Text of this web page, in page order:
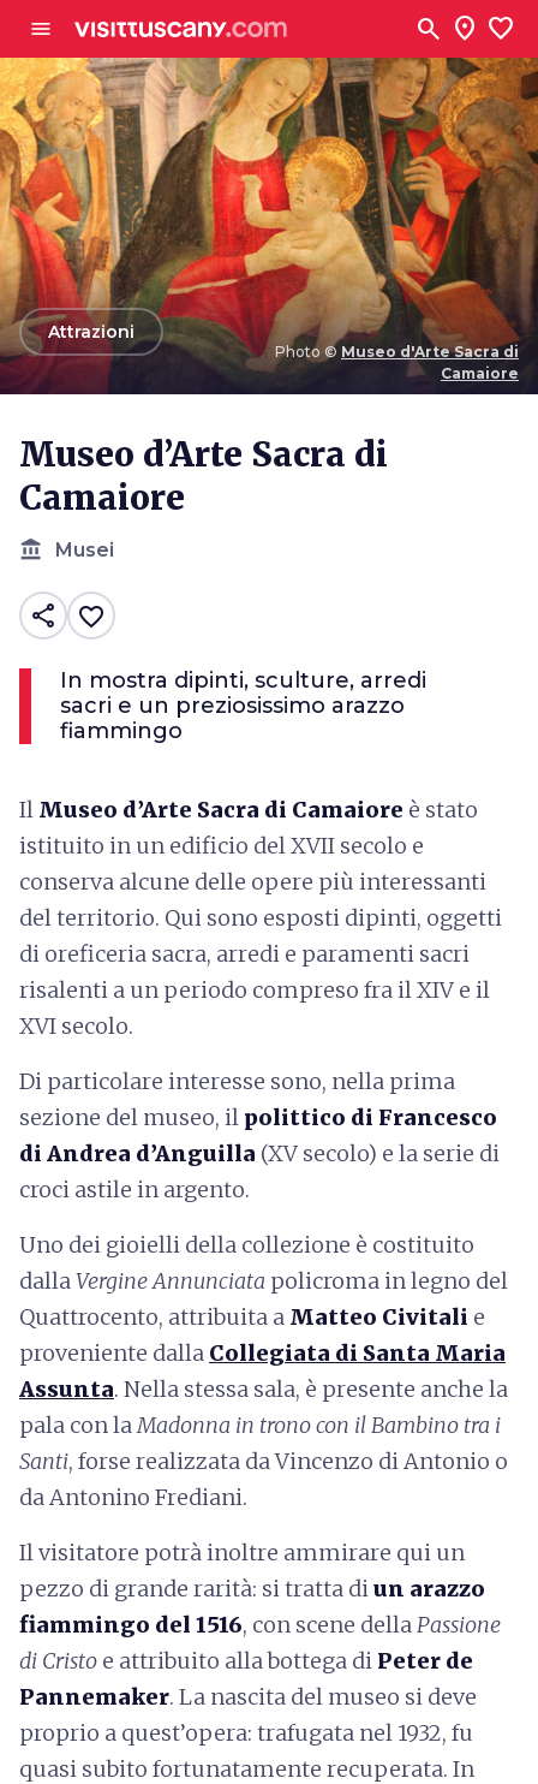
menu search location_on favorite
Photo © Museo d'Arte Sacra di
Camaiore
arrow_backAttrazioni
Museo d’Arte Sacra di
Camaiore
account_balance Musei
share favorite_border
In mostra dipinti, sculture, arredi
sacri e un preziosissimo arazzo
fiammingo
Il Museo d’Arte Sacra di Camaiore è stato
istituito in un edificio del XVII secolo e
conserva alcune delle opere più interessanti
del territorio. Qui sono esposti dipinti, oggetti
di oreficeria sacra, arredi e paramenti sacri
risalenti a un periodo compreso fra il XIV e il
XVI secolo.
Di particolare interesse sono, nella prima
sezione del museo, il polittico di Francesco
di Andrea d’Anguilla (XV secolo) e la serie di
croci astile in argento.
Uno dei gioielli della collezione è costituito
dallaVergine Annunciata policroma in legno del
Quattrocento, attribuita a Matteo Civitali e
proveniente dalla Collegiata di Santa Maria
Assunta. Nella stessa sala, è presente anche la
pala con laMadonna in trono con il Bambino tra i
Santi, forse realizzata da Vincenzo di Antonio o
da Antonino Frediani.
Il visitatore potrà inoltre ammirare qui un
pezzo di grande rarità: si tratta diun arazzo
fiammingo del 1516, con scene dellaPassione
di Cristo e attribuito alla bottega di Peter de
Pannemaker. La nascita del museo si deve
proprio a quest’opera: trafugata nel 1932, fu
quasi subito fortunatamente recuperata. In